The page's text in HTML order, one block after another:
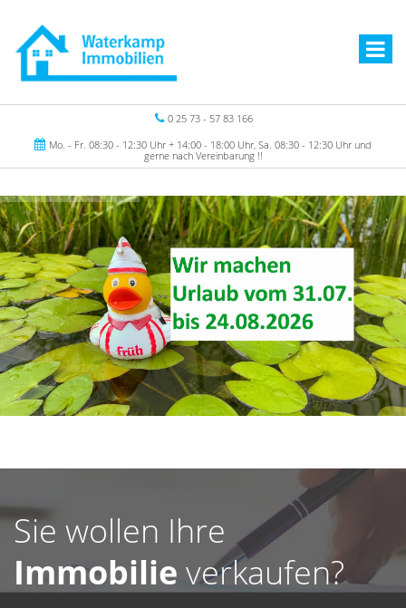
0 25 73 - 57 83 166
Mo. - Fr. 08:30 - 12:30 Uhr + 14:00 - 18:00 Uhr, Sa. 08:30 - 12:30 Uhr und
gerne nach Vereinbarung !!
Sie wollen Ihre
Immobilie verkaufen?